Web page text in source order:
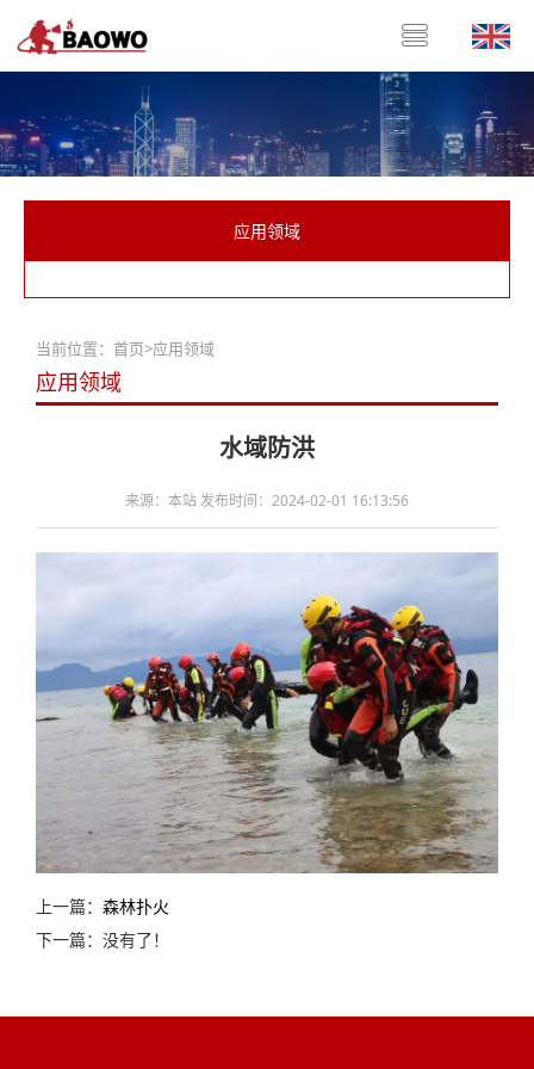
应用领域
当前位置： 首页>应用领域
应用领域
水域防洪
来源：本站 发布时间：2024-02-01 16:13:56
上一篇： 森林扑火
下一篇：没有了！